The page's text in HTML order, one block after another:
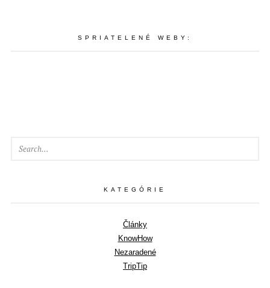
SPRIATELENÉ WEBY:
KATEGÓRIE
Články
KnowHow
Nezaradené
TripTip